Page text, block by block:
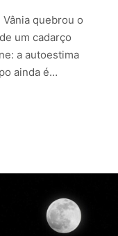
Vânia quebrou o
um cadarço
a autoestima
ainda é…